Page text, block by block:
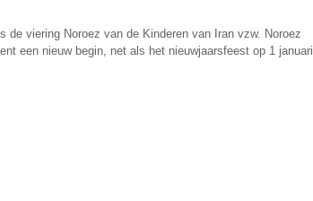
de viering Noroez van de Kinderen van Iran vzw. Noroez
een nieuw begin, net als het nieuwjaarsfeest op 1 januari